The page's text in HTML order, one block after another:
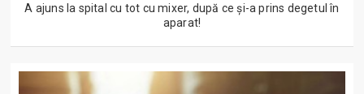
A ajuns la spital cu tot cu mixer, după ce și-a prins degetul în
aparat!